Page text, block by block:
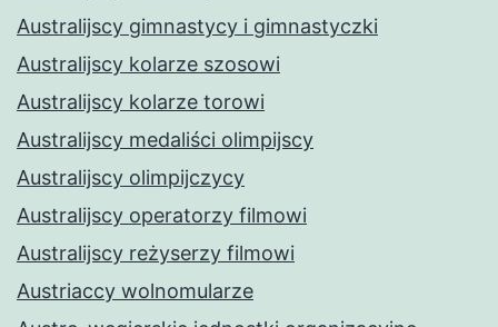
Australijscy gimnastycy i gimnastyczki
Australijscy kolarze szosowi
Australijscy kolarze torowi
Australijscy medaliści olimpijscy
Australijscy olimpijczycy
Australijscy operatorzy filmowi
Australijscy reżyserzy filmowi
Austriaccy wolnomularze